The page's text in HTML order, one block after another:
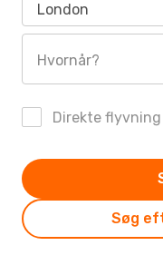
London
Hvornår?
Direkte flyvning
Søg